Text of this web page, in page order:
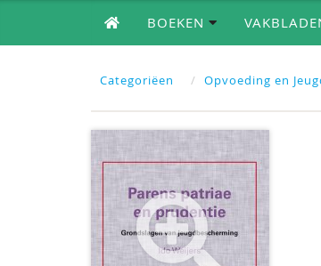
BOEKEN
Categoriëen Opvoeding en